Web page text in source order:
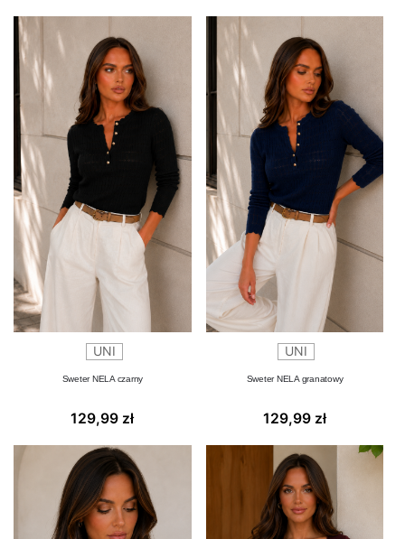
UNI
Sweter NELA czarny
129,99 zł
UNI
Sweter NELA granatowy
129,99 zł